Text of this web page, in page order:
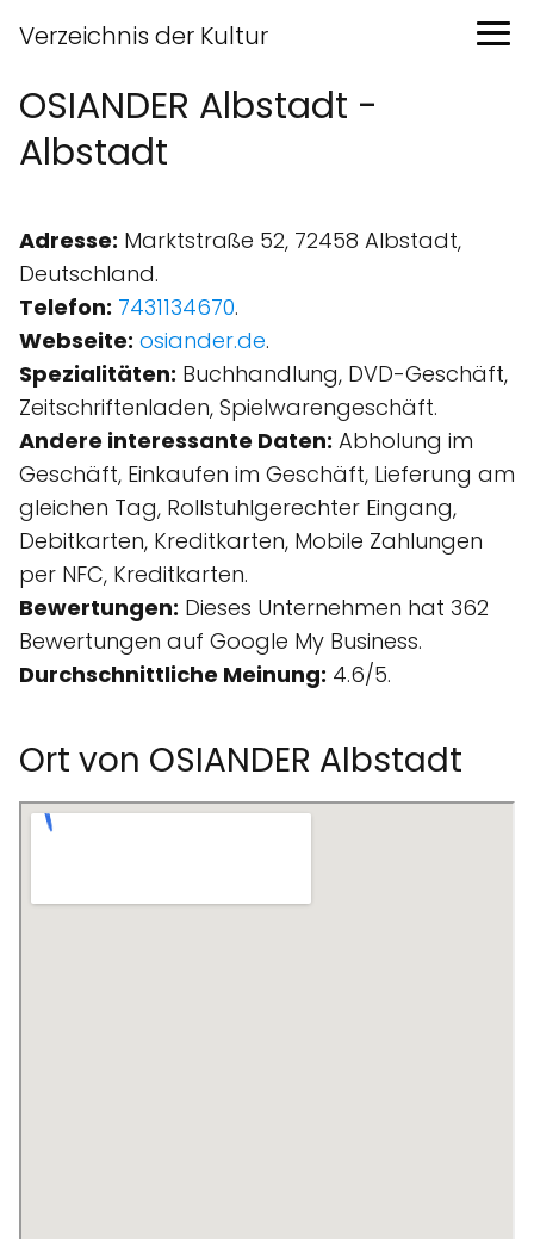
Verzeichnis der Kultur
OSIANDER Albstadt -
Albstadt
Adresse: Marktstraße 52, 72458 Albstadt,
Deutschland.
Telefon: 7431134670.
Webseite: osiander.de.
Spezialitäten: Buchhandlung, DVD-Geschäft,
Zeitschriftenladen, Spielwarengeschäft.
Andere interessante Daten: Abholung im
Geschäft, Einkaufen im Geschäft, Lieferung am
gleichen Tag, Rollstuhlgerechter Eingang,
Debitkarten, Kreditkarten, Mobile Zahlungen
per NFC, Kreditkarten.
Bewertungen: Dieses Unternehmen hat 362
Bewertungen auf Google My Business.
Durchschnittliche Meinung: 4.6/5.
Ort von OSIANDER Albstadt